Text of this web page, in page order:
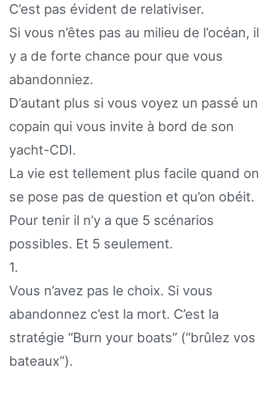
C’est pas évident de relativiser.
Si vous n’êtes pas au milieu de l’océan, il
y a de forte chance pour que vous
abandonniez.
D’autant plus si vous voyez un passé un
copain qui vous invite à bord de son
yacht-CDI.
La vie est tellement plus facile quand on
se pose pas de question et qu’on obéit.
Pour tenir il n’y a que 5 scénarios
possibles. Et 5 seulement.
1.
Vous n’avez pas le choix. Si vous
abandonnez c’est la mort. C’est la
stratégie “Burn your boats” (“brûlez vos
bateaux”).